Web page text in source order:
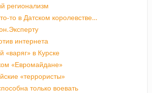
регионализм
то в Датском королевстве…
интернета
«варяг» в Курске
«Евромайдане»
«террористы»
только воевать